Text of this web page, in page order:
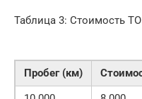
Таблица 3: Стоимость
Пробег (км)